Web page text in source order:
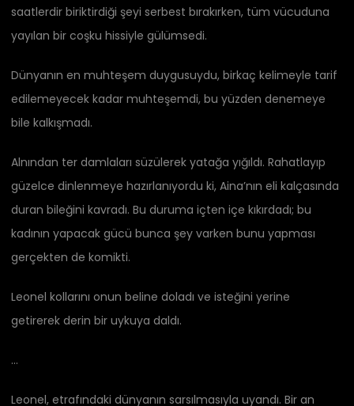
saatlerdir biriktirdiği şeyi serbest bırakırken, tüm vücuduna
yayılan bir coşku hissiyle gülümsedi.
Dünyanın en muhteşem duygusuydu, birkaç kelimeyle tarif
edilemeyecek kadar muhteşemdi, bu yüzden denemeye
bile kalkışmadı.
Alnından ter damlaları süzülerek yatağa yığıldı. Rahatlayıp
güzelce dinlenmeye hazırlanıyordu ki, Aina’nın eli kalçasında
duran bileğini kavradı. Bu duruma içten içe kıkırdadı; bu
kadının yapacak gücü bunca şey varken bunu yapması
gerçekten de komikti.
Leonel kollarını onun beline doladı ve isteğini yerine
getirerek derin bir uykuya daldı.
…
Leonel, etrafındaki dünyanın sarsılmasıyla uyandı. Bir an